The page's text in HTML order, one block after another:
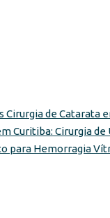
Cirurgia de Catarata
Curitiba: Cirurgia de
para Hemorragia